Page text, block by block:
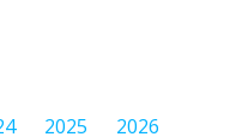
2025 2026